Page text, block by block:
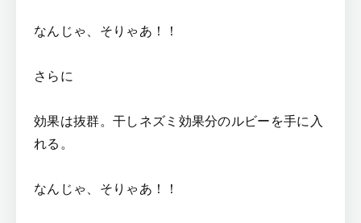
なんじゃ、そりゃあ！！
さらに
効果は抜群。干しネズミ効果分のルビーを手に入
れる。
なんじゃ、そりゃあ！！